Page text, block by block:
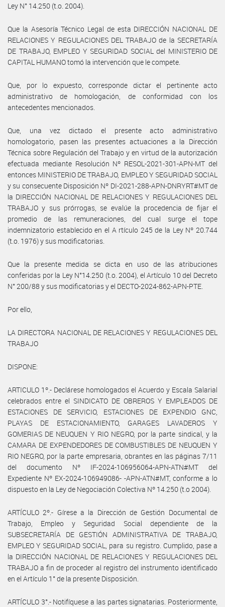
Ley N° 14.250 (t.o. 2004).
Que la Asesoría Técnico Legal de esta DIRECCIÓN NACIONAL DE
RELACIONES Y REGULACIONES DEL TRABAJO de la SECRETARÍA
DE TRABAJO, EMPLEO Y SEGURIDAD SOCIAL del MINISTERIO DE
CAPITAL HUMANO tomó la intervención que le compete.
Que, por lo expuesto, corresponde dictar el pertinente acto
administrativo de homologación, de conformidad con los
antecedentes mencionados.
Que, una vez dictado el presente acto administrativo
homologatorio, pasen las presentes actuaciones a la Dirección
Técnica sobre Regulación del Trabajo y en virtud de la autorización
efectuada mediante Resolución Nº RESOL-2021-301-APN-MT del
entonces MINISTERIO DE TRABAJO, EMPLEO Y SEGURIDAD SOCIAL
y su consecuente Disposición Nº DI-2021-288-APN-DNRYRT#MT de
la DIRECCIÓN NACIONAL DE RELACIONES Y REGULACIONES DEL
TRABAJO y sus prórrogas, se evalúe la procedencia de fijar el
promedio de las remuneraciones, del cual surge el tope
indemnizatorio establecido en el A rtículo 245 de la Ley Nº 20.744
(t.o. 1976) y sus modificatorias.
Que la presente medida se dicta en uso de las atribuciones
conferidas por la Ley N°14.250 (t.o. 2004), el Artículo 10 del Decreto
N° 200/88 y sus modificatorias y el DECTO-2024-862-APN-PTE.
Por ello,
LA DIRECTORA NACIONAL DE RELACIONES Y REGULACIONES DEL
TRABAJO
DISPONE:
ARTICULO 1º.- Declárese homologados el Acuerdo y Escala Salarial
celebrados entre el SINDICATO DE OBREROS Y EMPLEADOS DE
ESTACIONES DE SERVICIO, ESTACIONES DE EXPENDIO GNC,
PLAYAS DE ESTACIONAMIENTO, GARAGES LAVADEROS Y
GOMERIAS DE NEUQUEN Y RIO NEGRO, por la parte sindical, y la
CAMARA DE EXPENDEDORES DE COMBUSTIBLES DE NEUQUEN Y
RIO NEGRO, por la parte empresaria, obrantes en las páginas 7/11
del documento Nº IF-2024-106956064-APN-ATN#MT del
Expediente Nº EX-2024-106949086- -APN-ATN#MT, conforme a lo
dispuesto en la Ley de Negociación Colectiva Nº 14.250 (t.o 2004).
ARTÍCULO 2º.- Gírese a la Dirección de Gestión Documental de
Trabajo, Empleo y Seguridad Social dependiente de la
SUBSECRETARÍA DE GESTIÓN ADMINISTRATIVA DE TRABAJO,
EMPLEO Y SEGURIDAD SOCIAL, para su registro. Cumplido, pase a
la DIRECCIÓN NACIONAL DE RELACIONES Y REGULACIONES DEL
TRABAJO a fin de proceder al registro del instrumento identificado
en el Artículo 1° de la presente Disposición.
ARTÍCULO 3°.- Notifíquese a las partes signatarias. Posteriormente,